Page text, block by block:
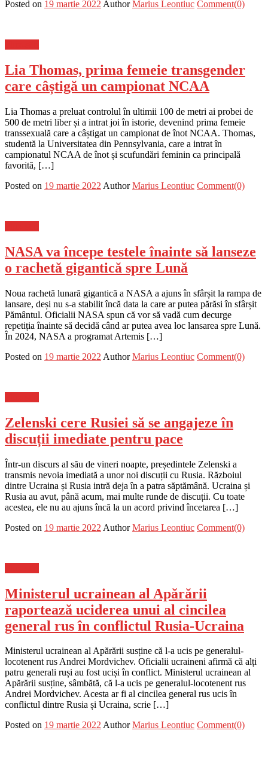
Posted on 19 martie 2022 Author Marius Leontiuc Comment(0)
Lia Thomas, prima femeie transgender
care câștigă un campionat NCAA
Lia Thomas a preluat controlul în ultimii 100 de metri ai probei de
500 de metri liber și a intrat joi în istorie, devenind prima femeie
transsexuală care a câștigat un campionat de înot NCAA. Thomas,
studentă la Universitatea din Pennsylvania, care a intrat în
campionatul NCAA de înot și scufundări feminin ca principală
favorită, […]
Posted on 19 martie 2022 Author Marius Leontiuc Comment(0)
NASA va începe testele înainte să lanseze
o rachetă gigantică spre Lună
Noua rachetă lunară gigantică a NASA a ajuns în sfârșit la rampa de
lansare, deși nu s-a stabilit încă data la care ar putea părăsi în sfârșit
Pământul. Oficialii NASA spun că vor să vadă cum decurge
repetiția înainte să decidă când ar putea avea loc lansarea spre Lună.
În 2024, NASA a programat Artemis […]
Posted on 19 martie 2022 Author Marius Leontiuc Comment(0)
Zelenski cere Rusiei să se angajeze în
discuții imediate pentru pace
Într-un discurs al său de vineri noapte, președintele Zelenski a
transmis nevoia imediată a unor noi discuții cu Rusia. Războiul
dintre Ucraina și Rusia intră deja în a patra săptămână. Ucraina și
Rusia au avut, până acum, mai multe runde de discuții. Cu toate
acestea, ele nu au ajuns încă la un acord privind încetarea […]
Posted on 19 martie 2022 Author Marius Leontiuc Comment(0)
Ministerul ucrainean al Apărării
raportează uciderea unui al cincilea
general rus în conflictul Rusia-Ucraina
Ministerul ucrainean al Apărării susține că l-a ucis pe generalul-
locotenent rus Andrei Mordvichev. Oficialii ucraineni afirmă că alți
patru generali ruși au fost uciși în conflict. Ministerul ucrainean al
Apărării susține, sâmbătă, că l-a ucis pe generalul-locotenent rus
Andrei Mordvichev. Acesta ar fi al cincilea general rus ucis în
conflictul dintre Rusia și Ucraina, scrie […]
Posted on 19 martie 2022Author Marius Leontiuc Comment(0)